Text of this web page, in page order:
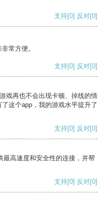
支持[0] 反对[0]
常方便。
支持[0] 反对[0]
戏再也不会出现卡顿、掉线的情
这个app，我的游戏水平提升了
支持[0] 反对[0]
最高速度和安全性的连接，并帮
支持[0] 反对[0]